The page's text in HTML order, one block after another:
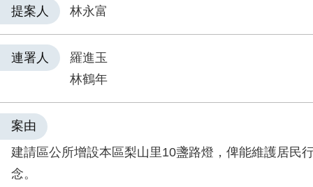
提案人 林永富
連署人
羅進玉
林鶴年
案由
建請區公所增設本區梨山里10盞路燈，俾能維護居民
念。